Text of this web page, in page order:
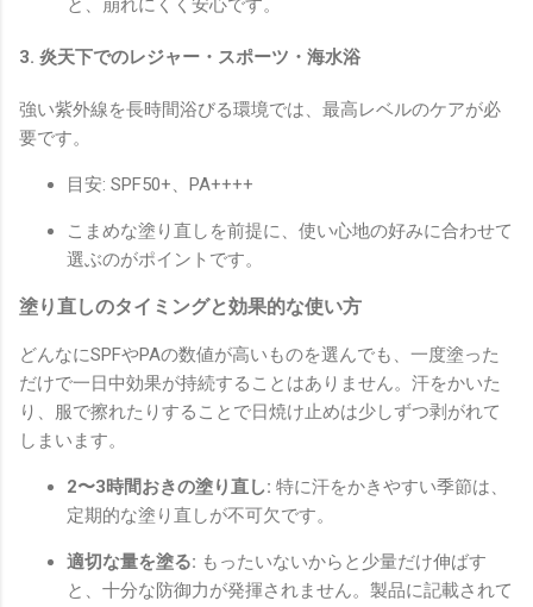
と、崩れにくく安心です。
3. 炎天下でのレジャー・スポーツ・海水浴
強い紫外線を長時間浴びる環境では、最高レベルのケアが必
要です。
目安: SPF50+、PA++++
こまめな塗り直しを前提に、使い心地の好みに合わせて
選ぶのがポイントです。
塗り直しのタイミングと効果的な使い方
どんなにSPFやPAの数値が高いものを選んでも、一度塗った
だけで一日中効果が持続することはありません。汗をかいた
り、服で擦れたりすることで日焼け止めは少しずつ剥がれて
しまいます。
2〜3時間おきの塗り直し: 特に汗をかきやすい季節は、
定期的な塗り直しが不可欠です。
適切な量を塗る: もったいないからと少量だけ伸ばす
と、十分な防御力が発揮されません。製品に記載されて